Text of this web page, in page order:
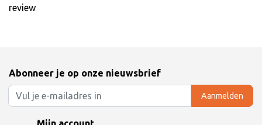
review
Abonneer je op onze nieuwsbrief
Aanmelden